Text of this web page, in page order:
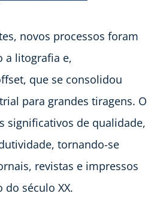
novos processos foram
a litografia e,
que se consolidou
para grandes tiragens. O
significativos de qualidade,
tornando-se
revistas e impressos
século XX.